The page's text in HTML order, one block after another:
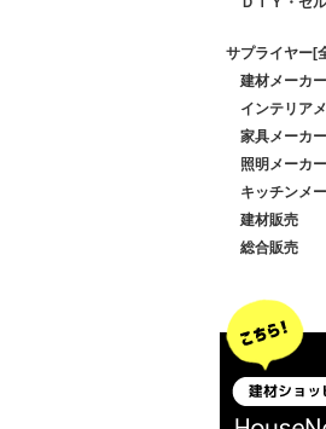
サプライヤー[
建材メーカー
インテリア
家具メーカー
照明メーカー
キッチンメ
建材販売
総合販売